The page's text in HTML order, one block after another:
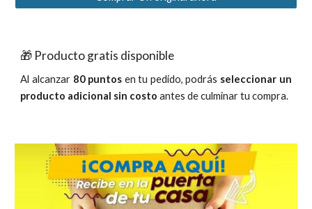
🎁 Producto gratis disponible
Al alcanzar 80 puntos en tu pedido, podrás seleccionar un
producto adicional sin costo antes de culminar tu compra.